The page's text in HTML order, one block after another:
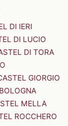
DI IERI
DI LUCIO
DI TORA
GIORGIO
MELLA
ROCCHERO